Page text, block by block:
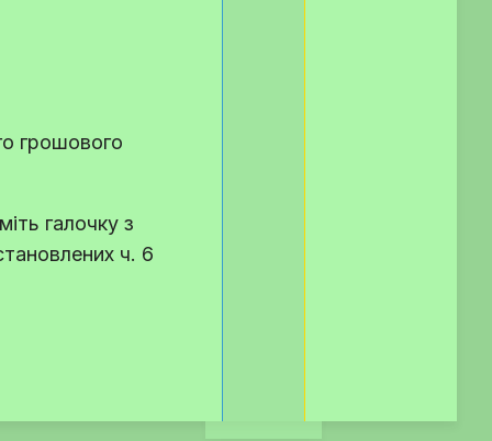
грошового
галочку з
ч. 6